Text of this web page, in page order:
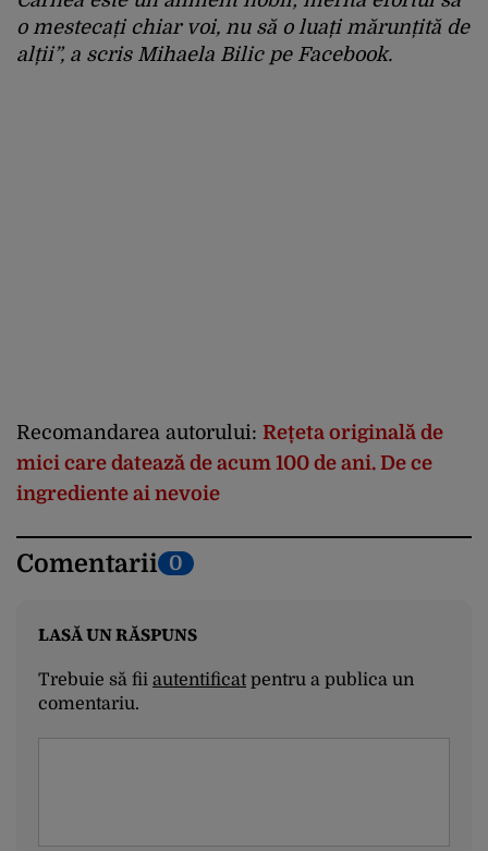
o mestecați chiar voi, nu să o luați mărunțită de
alții”, a scris Mihaela Bilic pe Facebook.
Recomandarea autorului: Rețeta originală de
mici care datează de acum 100 de ani. De ce
ingrediente ai nevoie
Comentarii 0
LASĂ UN RĂSPUNS
Trebuie să fii autentificatpentru a publica un
comentariu.